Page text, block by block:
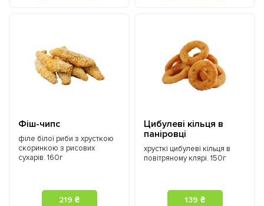
Фіш-чипс
філе білої риби з хрусткою
скоринкою з рисових
сухарів. 160г
219 ₴
Цибулеві кільця в
паніровці
хрусткі цибулеві кільця в
повітряному клярі. 150г
139 ₴